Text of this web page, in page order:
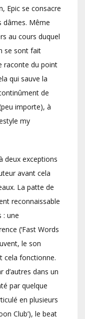
Epic se consacre
Même
au cours duquel
se sont fait
raconte du point
qui sauve la
de
importe), à
my
deux exceptions
avant cela
La patte de
reconnaissable
: une
(‘Fast Words
le son
cela fonctionne.
d’autres dans un
par quelque
en plusieurs
Club’), le beat